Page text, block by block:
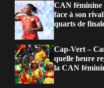
CAN féminine
face à son
quarts de
Cap-Vert –
quelle heure
la CAN